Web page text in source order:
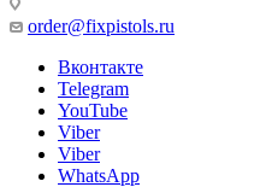
order@fixpistols.ru
Вконтакте
Telegram
YouTube
Viber
Viber
WhatsApp